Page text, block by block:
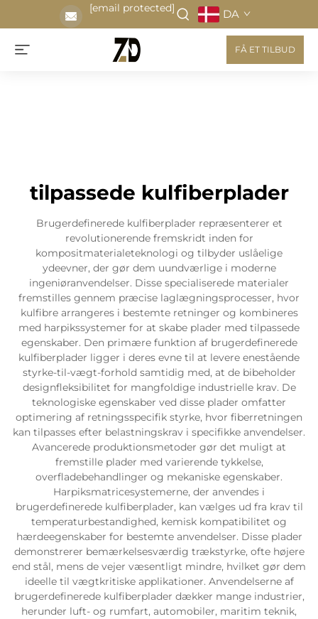
[email protected] DA
FÅ ET TILBUD
tilpassede kulfiberplader
Brugerdefinerede kulfiberplader repræsenterer et
revolutionerende fremskridt inden for
kompositmaterialeteknologi og tilbyder uslåelige
ydeevner, der gør dem uundværlige i moderne
ingeniøranvendelser. Disse specialiserede materialer
fremstilles gennem præcise laglægningsprocesser, hvor
kulfibre arrangeres i bestemte retninger og kombineres
med harpikssystemer for at skabe plader med tilpassede
egenskaber. Den primære funktion af brugerdefinerede
kulfiberplader ligger i deres evne til at levere enestående
styrke-til-vægt-forhold samtidig med, at de bibeholder
designfleksibilitet for mangfoldige industrielle krav. De
teknologiske egenskaber ved disse plader omfatter
optimering af retningsspecifik styrke, hvor fiberretningen
kan tilpasses efter belastningskrav i specifikke anvendelser.
Avancerede produktionsmetoder gør det muligt at
fremstille plader med varierende tykkelse,
overfladebehandlinger og mekaniske egenskaber.
Harpiksmatricesystemerne, der anvendes i
brugerdefinerede kulfiberplader, kan vælges ud fra krav til
temperaturbestandighed, kemisk kompatibilitet og
hærdeegenskaber for bestemte anvendelser. Disse plader
demonstrerer bemærkelsesværdig trækstyrke, ofte højere
end stål, mens de vejer væsentligt mindre, hvilket gør dem
ideelle til vægtkritiske applikationer. Anvendelserne af
brugerdefinerede kulfiberplader dækker mange industrier,
herunder luft- og rumfart, automobiler, maritim teknik,